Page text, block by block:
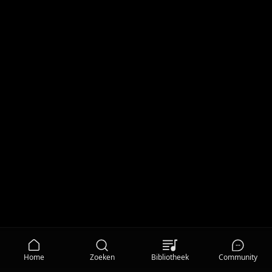
Home Zoeken Bibliotheek Community